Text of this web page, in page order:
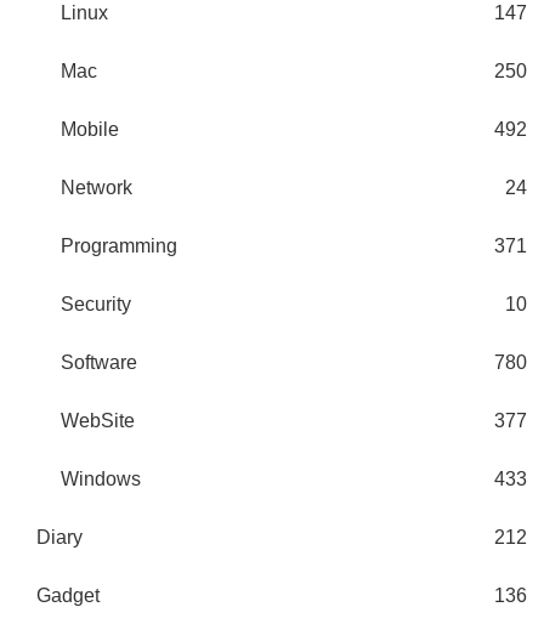
Linux 147
Mac 250
Mobile 492
Network 24
Programming 371
Security 10
Software 780
WebSite 377
Windows 433
Diary 212
Gadget 136